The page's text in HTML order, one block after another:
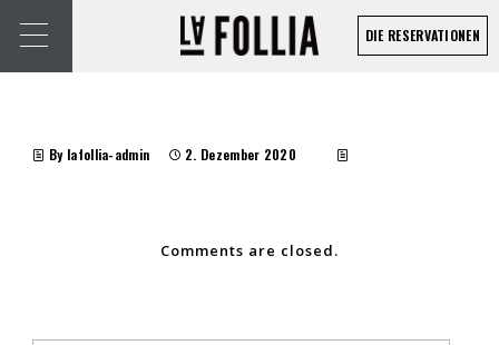
DIE RESERVATIONEN
By lafollia-admin 2. Dezember 2020
Comments are closed.